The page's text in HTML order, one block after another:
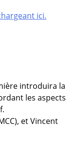
ici.
introduira la
les aspects
et Vincent